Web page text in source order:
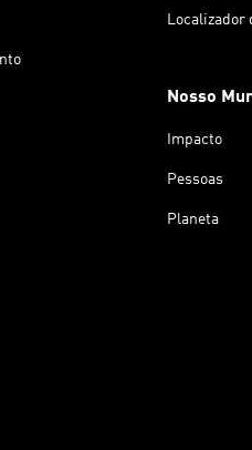
Localizador
Nosso
Impacto
Pessoas
Planeta